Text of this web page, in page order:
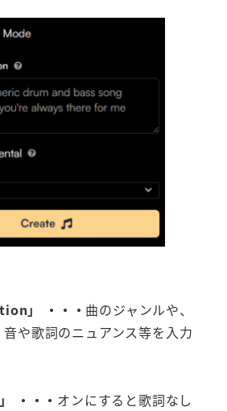
」 ・・・ 曲のジャンルや、
や歌詞のニュアンス等を入力
・・・ オンにすると歌詞なし